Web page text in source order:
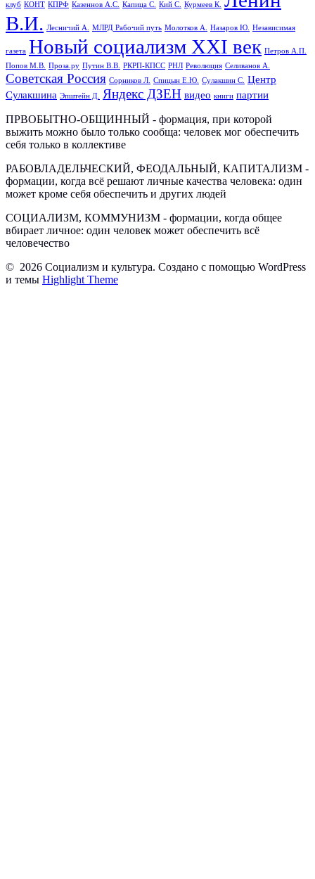
клуб КОНТ КПРФ Казеннов А.С. Капица С. Кий С. Курмеев К.
В.И. Лесничий А. МЛРД Рабочий путь Молотков А. Назаров Ю. Независимая
газета Новый социализм XXI век Петров А.П.
Попов М.В.
Проза.ру Путин В.В. РКРП-КПСС РНЛ Революция Селиванов А.
Советская Россия Сорников Л. Спицын Е.Ю. Сулакшин С.
Центр
Сулакшина Эпштейн Д. Яндекс ДЗЕН видео книги партии
ПРВОБЫТНО-ОБЩИННЫЙ - формация, при которой
выжить можно было только сообща: человек мог обеспечить
себя только в коллективе
РАБОВЛАДЕЛЬЧЕСКИЙ, ФЕОДАЛЬНЫЙ, КАПИТАЛИЗМ -
формации, когда всё решают личные качества человека: один
может кроме себя обеспечить и других людей
СОЦИАЛИЗМ, КОММУНИЗМ - формации, когда общее
вбирает личное: один человек может обеспечить всё
человечество
© 2026 Социализм и культура. Создано с помощью WordPress
и темы Highlight Theme